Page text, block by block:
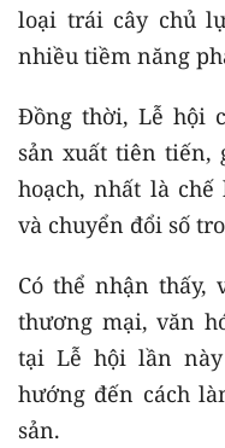
loại trái cây chủ
nhiều tiềm năng
Đồng thời, Lễ hội
sản xuất tiên tiến,
hoạch, nhất là
và chuyển đổi số
Có thể nhận thấy,
thương mại, văn
tại Lễ hội lần
hướng đến cách
sản.